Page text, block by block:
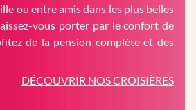
ou entre amis dans les plus belles
vous porter par le confort de
de la pension complète et des
DÉCOUVRIR NOS CROISIÈRES